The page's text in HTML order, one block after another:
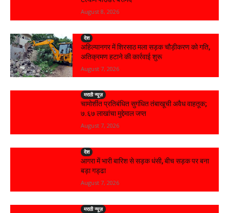
August 8, 2026
देश
अहिल्यानगर में शिरसाठ मला सड़क चौड़ीकरण को गति,
अतिक्रमण हटाने की कार्रवाई शुरू
August 7, 2026
मराठी न्यूज़
चामोर्शीत प्रतिबंधित सुगंधित तंबाखूची अवैध वाहतूक;
₹७.६७ लाखांचा मुद्देमाल जप्त
August 7, 2026
देश
आगरा में भारी बारिश से सड़क धंसी, बीच सड़क पर बना
बड़ा गड्ढा
August 7, 2026
मराठी न्यूज़